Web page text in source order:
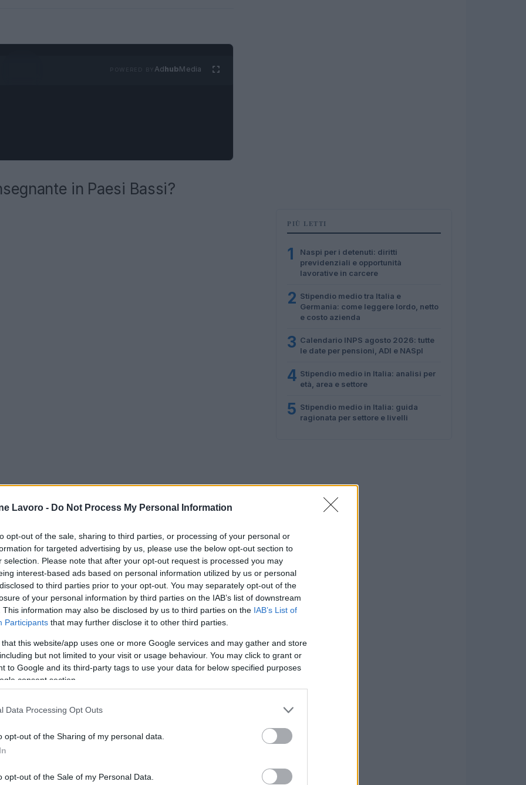
Lavoro - Do Not Process My Personal Information
opt-out of the sale, sharing to third parties, or processing of your personal or
for targeted advertising by us, please use the below opt-out section to
selection. Please note that after your opt-out request is processed you may
interest-based ads based on personal information utilized by us or personal
to third parties prior to your opt-out. You may separately opt-out of the
of your personal information by third parties on the IAB’s list of downstream
This information may also be disclosed by us to third parties on the IAB’s List of
Participants that may further disclose it to other third parties.
that this website/app uses one or more Google services and may gather and store
but not limited to your visit or usage behaviour. You may click to grant or
to Google and its third-party tags to use your data for below specified purposes
consent section.
Data Processing Opt Outs
opt-out of the Sharing of my personal data.
opt-out of the Sale of my Personal Data.
AdhubMedia
in Paesi Bassi?
neiPaesi Bassi guadagna in genere circa
PIÙ LETTI
1
Naspi per i detenuti: diritti
previdenziali e opportunità
lavorative in carcere
2 Stipendio medio tra Italia e
Germania: come leggere lordo, netto
e costo azienda
3 Calendario INPS agosto 2026: tutte
le date per pensioni, ADI e NASpI
4 Stipendio medio in Italia: analisi per
età, area e settore
5 Stipendio medio in Italia: guida
ragionata per settore e livelli